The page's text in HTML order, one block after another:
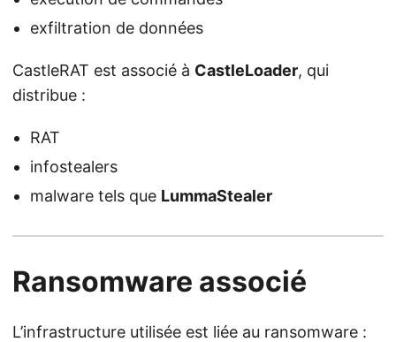
exfiltration de données
CastleRAT est associé à CastleLoader, qui
distribue :
RAT
infostealers
malware tels que LummaStealer
Ransomware associé
L’infrastructure utilisée est liée au ransomware :